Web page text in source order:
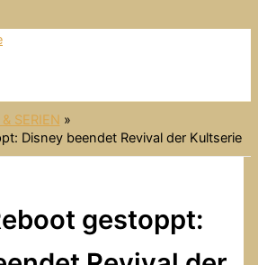
SERIEN
Disney beendet Revival der Kultserie
gestoppt: